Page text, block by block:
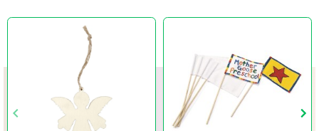
Vorige
keyboard_arrow_left keyboard_arrow_right
Vorige
keyboard_arrow_left keyboard_arrow_right